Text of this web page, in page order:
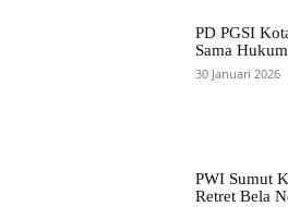
PD PGSI
Sama
30 Januari 2026
PWI Sumut
Retret Bela